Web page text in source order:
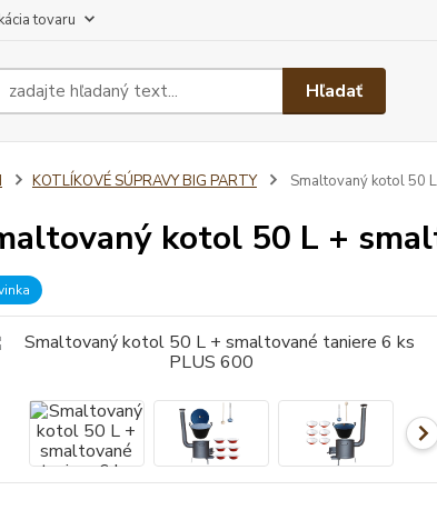
tovaru
Hľadať
KOTLÍKOVÉ SÚPRAVY BIG PARTY Smaltovaný kotol 50
kotol 50 L +